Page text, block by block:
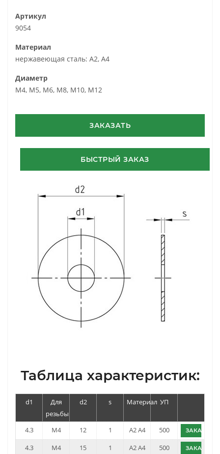
Артикул
9054
Материал
нержавеющая сталь: A2, A4
Диаметр
М4, М5, М6, М8, М10, М12
ЗАКАЗАТЬ
БЫСТРЫЙ ЗАКАЗ
Таблица характеристик:
d1
Для
резьбы
d2 s Материал УП
4.3 M4 12 1 A2 A4 500 ЗАКАЗАТЬ
4.3 M4 15 1 A2 A4 500 ЗАКАЗАТЬ